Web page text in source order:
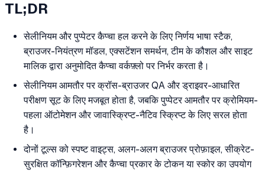
TL;DR
सेलीनियम और पुप्पेटर कैप्चा हल करने के लिए निर्णय भाषा स्टैक,
ब्राउजर-नियंत्रण मॉडल, एक्सटेंशन समर्थन, टीम के कौशल और साइट
मालिक द्वारा अनुमोदित कैप्चा वर्कफ़्लो पर निर्भर करता है।
सेलीनियम आमतौर पर क्रॉस-ब्राउजर QA और ड्राइवर-आधारित
परीक्षण सूट के लिए मजबूत होता है, जबकि पुप्पेटर आमतौर पर क्रोमियम-
पहला ऑटोमेशन और जावास्क्रिप्ट-नैटिव स्क्रिप्ट के लिए सरल होता
है।
दोनों टूल्स को स्पष्ट वाइट्स, अलग-अलग ब्राउजर प्रोफ़ाइल, सीक्रेट-
सुरक्षित कॉन्फ़िगरेशन और कैप्चा प्रकार के टोकन या स्कोर का उपयोग